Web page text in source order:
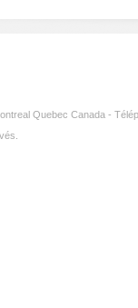
Quebec Canada -